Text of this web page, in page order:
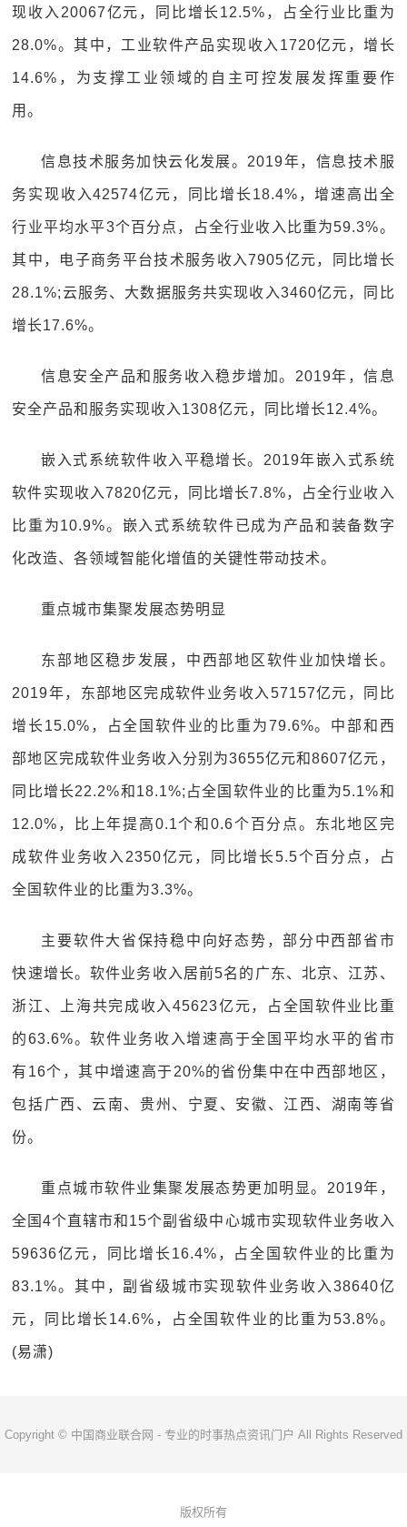
现收入20067亿元，同比增长12.5%，占全行业比重为
28.0%。其中，工业软件产品实现收入1720亿元，增长
14.6%，为支撑工业领域的自主可控发展发挥重要作
用。
信息技术服务加快云化发展。2019年，信息技术服
务实现收入42574亿元，同比增长18.4%，增速高出全
行业平均水平3个百分点，占全行业收入比重为59.3%。
其中，电子商务平台技术服务收入7905亿元，同比增长
28.1%;云服务、大数据服务共实现收入3460亿元，同比
增长17.6%。
信息安全产品和服务收入稳步增加。2019年，信息
安全产品和服务实现收入1308亿元，同比增长12.4%。
嵌入式系统软件收入平稳增长。2019年嵌入式系统
软件实现收入7820亿元，同比增长7.8%，占全行业收入
比重为10.9%。嵌入式系统软件已成为产品和装备数字
化改造、各领域智能化增值的关键性带动技术。
重点城市集聚发展态势明显
东部地区稳步发展，中西部地区软件业加快增长。
2019年，东部地区完成软件业务收入57157亿元，同比
增长15.0%，占全国软件业的比重为79.6%。中部和西
部地区完成软件业务收入分别为3655亿元和8607亿元，
同比增长22.2%和18.1%;占全国软件业的比重为5.1%和
12.0%，比上年提高0.1个和0.6个百分点。东北地区完
成软件业务收入2350亿元，同比增长5.5个百分点，占
全国软件业的比重为3.3%。
主要软件大省保持稳中向好态势，部分中西部省市
快速增长。软件业务收入居前5名的广东、北京、江苏、
浙江、上海共完成收入45623亿元，占全国软件业比重
的63.6%。软件业务收入增速高于全国平均水平的省市
有16个，其中增速高于20%的省份集中在中西部地区，
包括广西、云南、贵州、宁夏、安徽、江西、湖南等省
份。
重点城市软件业集聚发展态势更加明显。2019年，
全国4个直辖市和15个副省级中心城市实现软件业务收入
59636亿元，同比增长16.4%，占全国软件业的比重为
83.1%。其中，副省级城市实现软件业务收入38640亿
元，同比增长14.6%，占全国软件业的比重为53.8%。
(易潇)
Copyright © 中国商业联合网 - 专业的时事热点资讯门户 All Rights Reserved
版权所有